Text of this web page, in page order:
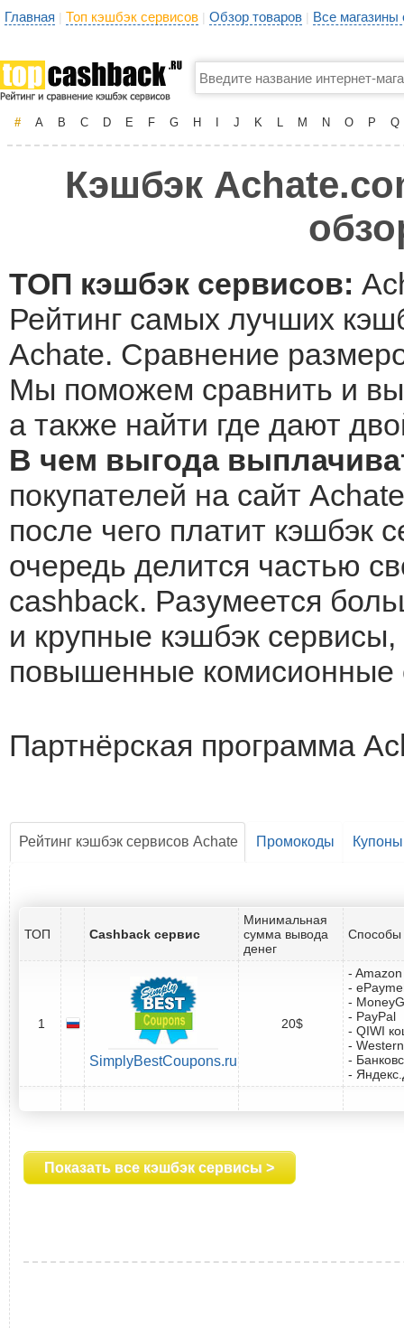
Главная | Топ кэшбэк сервисов | Обзор товаров | Все
# A B C D E F G H J K L M N O P Q
Кэшбэк
ТОП кэшбэк сервисов:
Рейтинг самых лучших
Achate. Сравнение
Мы поможем сравнить и
а также найти где дают
В чем выгода
покупателей на сайт
после чего платит кэшбэк
очередь делится частью
cashback. Разумеется
и крупные кэшбэк
повышенные комисионные
Партнёрская программа
Рейтинг кэшбэк сервисов Achate Промокоды Купоны
ТОП Cashback сервис
Минимальная
сумма вывода
денег
Способы
1
SimplyBestCoupons.ru
20$
-
-
-
- PayPal
- QIWI
-
-
-
Показать все кэшбэк сервисы >